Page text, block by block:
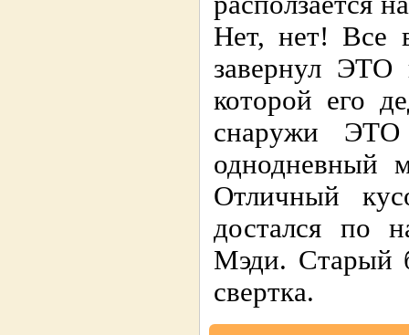
Нет, нет! Все
завернул ЭТО
которой его
снаружи ЭТО
однодневный
Отличный
достался по
Мэди. Старый
свертка.